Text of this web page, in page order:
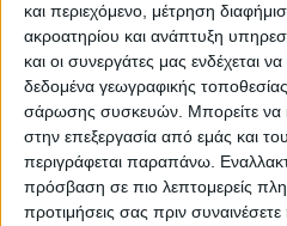
και περιεχόμενο, μέτρηση
ακροατηρίου και ανάπτυξη
και οι συνεργάτες μας ενδέχεται
δεδομένα γεωγραφικής
σάρωσης συσκευών. Μπορείτε να
στην επεξεργασία από εμάς και
περιγράφεται παραπάνω.
πρόσβαση σε πιο λεπτομερείς
προτιμήσεις σας πριν
δικαιούχων και
μπορούν να υποβάλουν
μετεγγραφής τους,
έχουν υπερβεί τα
φοίτησης για τη λήψη
εισαχθούν το
σε Ανώτατο